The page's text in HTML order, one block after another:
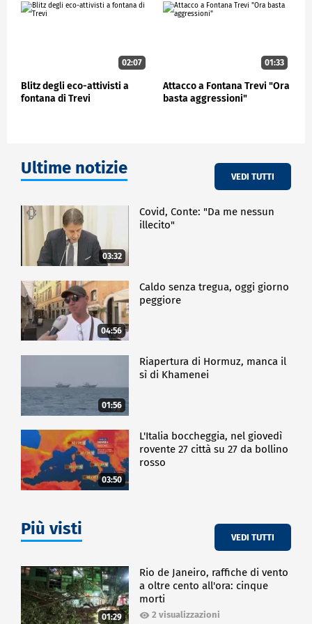
promosse da WEC Italia e Globe Italia, Filippo
02:07
Blitz degli eco-attivisti a
fontana di Trevi
01:33
Attacco a Fontana Trevi "Ora
basta aggressioni"
Ultime notizie VEDI TUTTI
03:32
Covid, Conte: "Da me nessun
illecito"
04:56
Caldo senza tregua, oggi giorno
peggiore
01:56
Riapertura di Hormuz, manca il
sì di Khamenei
03:50
L'Italia boccheggia, nel giovedì
rovente 27 città su 27 da bollino
rosso
Più visti VEDI TUTTI
01:29
Rio de Janeiro, raffiche di vento
a oltre cento all'ora: cinque
morti
2 visualizzazioni